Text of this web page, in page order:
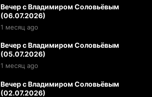
Вечер с Владимиром Соловьёвым
(06.07.2026)
1 месяц ago
Вечер с Владимиром Соловьёвым
(05.07.2026)
1 месяц ago
Вечер с Владимиром Соловьёвым
(02.07.2026)